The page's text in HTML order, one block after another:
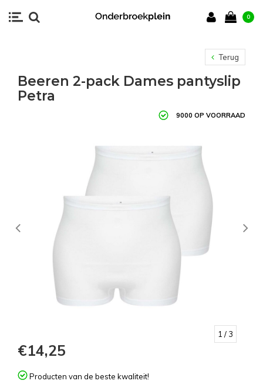
0
Terug
Beeren 2-pack Dames pantyslip
Petra
9000 OP VOORRAAD
1 / 3
€14,25
Producten van de beste kwaliteit!